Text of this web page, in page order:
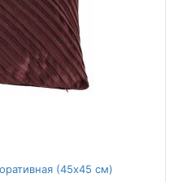
(45x45 см)